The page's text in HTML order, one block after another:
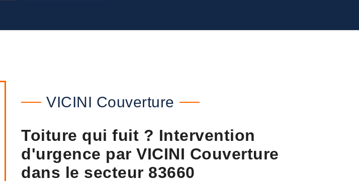
VICINI Couverture
Toiture qui fuit ? Intervention
d'urgence par VICINI Couverture
dans le secteur 83660